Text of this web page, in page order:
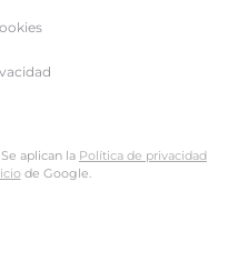
aplican la Política de privacidad
de Google.